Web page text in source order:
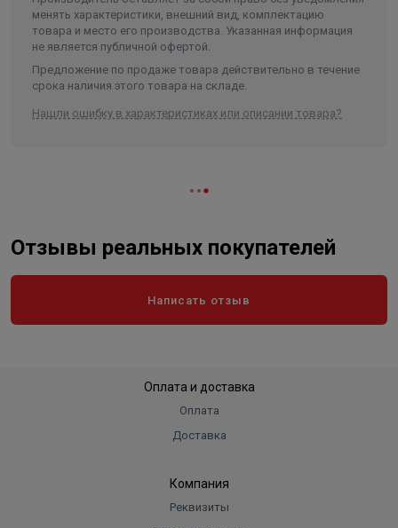
менять характеристики, внешний вид, комплектацию
товара и место его производства. Указанная информация
не является публичной офертой.
Предложение по продаже товара действительно в течение
срока наличия этого товара на складе.
Нашли ошибку в характеристиках или описании товара?
Отзывы реальных покупателей
Написать отзыв
Оплата и доставка
Оплата
Доставка
Компания
Реквизиты